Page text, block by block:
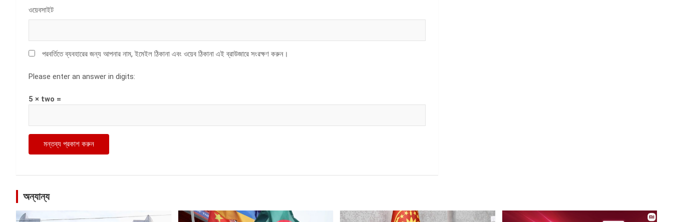
ওয়েবসাইট
পরবর্তিতে ব্যবহারের জন্য আপনার নাম, ইমেইল ঠিকানা এবং ওয়েব ঠিকানা এই ব্রাউজারে সংরক্ষণ করুন।
Please enter an answer in digits:
5 × two =
অন্যান্য